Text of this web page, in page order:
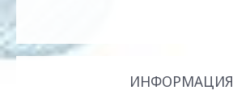
ИНФОРМАЦИЯ